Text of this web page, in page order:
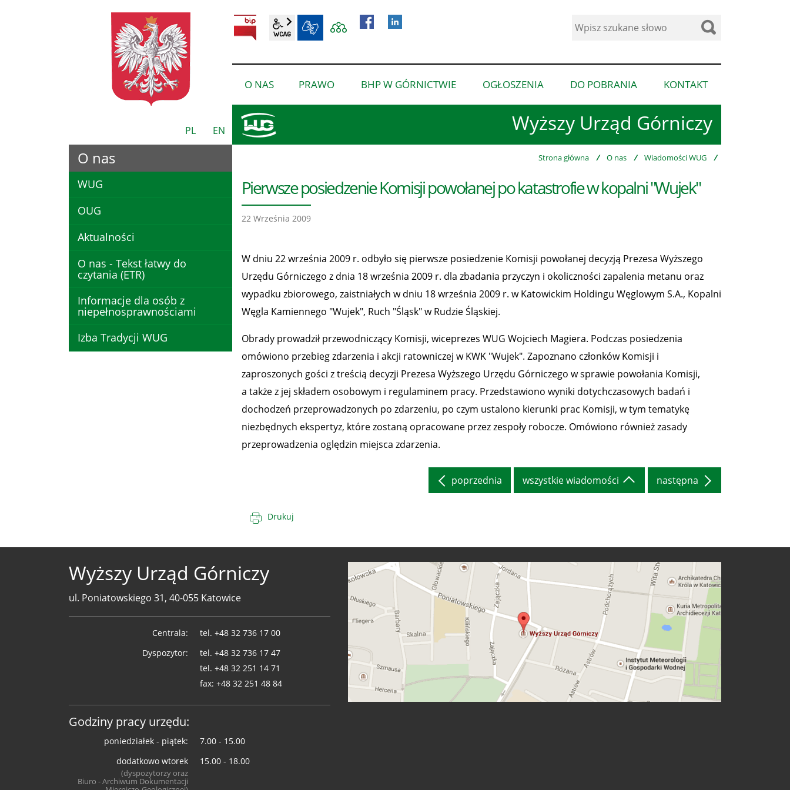
PL EN Wyższy Urząd Górniczy
BIP wcag2.1
Wyszukaj
O NAS
pokaż
podmenu
PRAWO
pokaż
podmenu
BHP W GÓRNICTWIE
pokaż
podmenu
OGŁOSZENIA
pokaż
podmenu
dla
“Ogłoszenia”
DO POBRANIA
pokaż
podmenu
dla
pobrania”
KONTAKT
podmenu
Strona główna / O nas / Wiadomości WUG /
Pierwsze posiedzenie Komisji powołanej po katastrofie w kopalni "Wujek"
22 Września 2009
W dniu 22 września 2009 r. odbyło się pierwsze posiedzenie Komisji powołanej decyzją Prezesa Wyższego
Urzędu Górniczego z dnia 18 września 2009 r. dla zbadania przyczyn i okoliczności zapalenia metanu oraz
wypadku zbiorowego, zaistniałych w dniu 18 września 2009 r. w Katowickim Holdingu Węglowym S.A., Kopalni
Węgla Kamiennego "Wujek", Ruch "Śląsk" w Rudzie Śląskiej.
Obrady prowadził przewodniczący Komisji, wiceprezes WUG Wojciech Magiera. Podczas posiedzenia
omówiono przebieg zdarzenia i akcji ratowniczej w KWK "Wujek". Zapoznano członków Komisji i
zaproszonych gości z treścią decyzji Prezesa Wyższego Urzędu Górniczego w sprawie powołania Komisji,
a także z jej składem osobowym i regulaminem pracy. Przedstawiono wyniki dotychczasowych badań i
dochodzeń przeprowadzonych po zdarzeniu, po czym ustalono kierunki prac Komisji, w tym tematykę
niezbędnych ekspertyz, które zostaną opracowane przez zespoły robocze. Omówiono również zasady
przeprowadzenia oględzin miejsca zdarzenia.
poprzednia wszystkie wiadomości następna
Drukuj
O nas
WUG
OUG
Aktualności
O nas - Tekst łatwy do
czytania (ETR)
Informacje dla osób z
niepełnosprawnościami
Izba Tradycji WUG
Wyższy Urząd Górniczy
ul. Poniatowskiego 31, 40-055 Katowice
Centrala: tel. +48 32 736 17 00
Dyspozytor:
tel. +48 32 736 17 47
tel. +48 32 251 14 71
fax: +48 32 251 48 84
Godziny pracy urzędu:
poniedziałek - piątek:
7.00 - 15.00
dodatkowo wtorek
(dyspozytorzy oraz
Biuro - Archiwum Dokumentacji
15.00 - 18.00